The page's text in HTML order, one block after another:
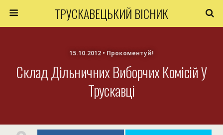
ТРУСКАВЕЦЬКИЙ ВІСНИК
15.10.2012 • Прокоментуй!
Склад Дільничних Виборчих Комісій У
Трускавці